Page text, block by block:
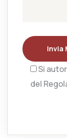
Invia
Si
del